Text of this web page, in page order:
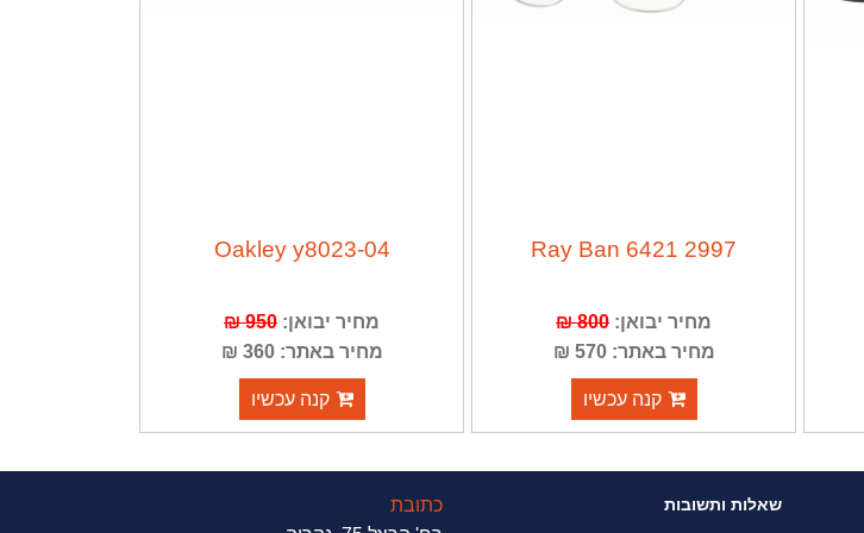
Ray Ban 6421 2997
מחיר יבואן: 800 ₪
מחיר באתר: 570 ₪
קנה עכשיו
Oakley y8023-04
מחיר יבואן: 950 ₪
מחיר באתר: 360 ₪
קנה עכשיו
שאלות ותשובות
כתובת